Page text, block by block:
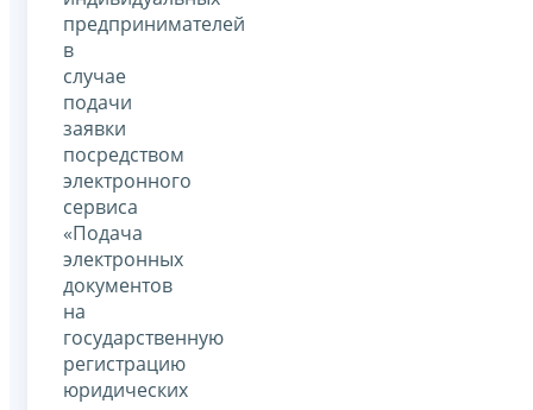
предпринимателей
в
случае
подачи
заявки
посредством
электронного
сервиса
«Подача
электронных
документов
на
государственную
регистрацию
юридических